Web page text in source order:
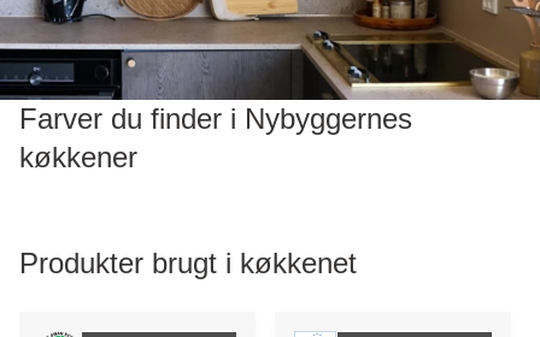
Farver du finder i Nybyggernes
køkkener
Produkter brugt i køkkenet